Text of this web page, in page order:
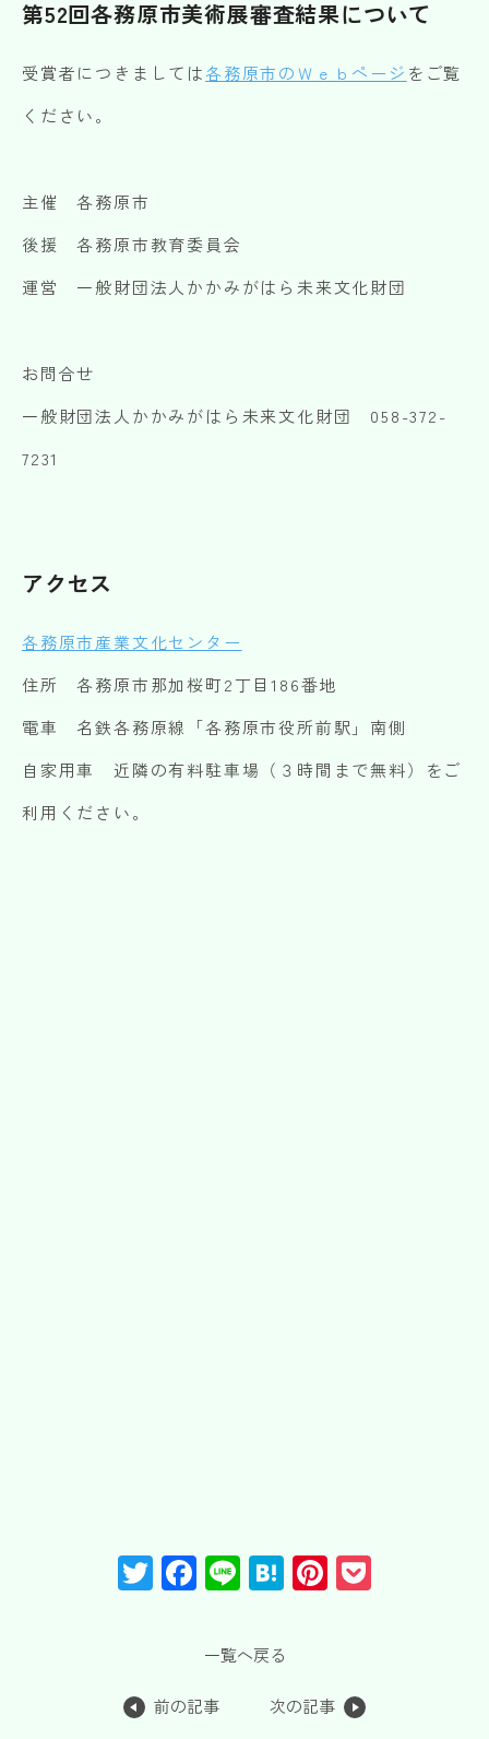
第52回各務原市美術展審査結果について
受賞者につきましては各務原市のＷｅｂページ をご覧
ください。
主催 各務原市
後援 各務原市教育委員会
運営 一般財団法人かかみがはら未来文化財団
お問合せ
一般財団法人かかみがはら未来文化財団 058-372-
7231
アクセス
各務原市産業文化センター
住所 各務原市那加桜町2丁目186番地
電車 名鉄各務原線「各務原市役所前駅」南側
自家用車 近隣の有料駐車場（３時間まで無料）をご
利用ください。
T
wi
F
a
c
e
b
Li
n
e
H
at
a
Pi
nt
st
前の記事
一覧へ戻る
次の記事